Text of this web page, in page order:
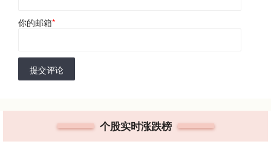
你的邮箱*
提交评论
个股实时涨跌榜